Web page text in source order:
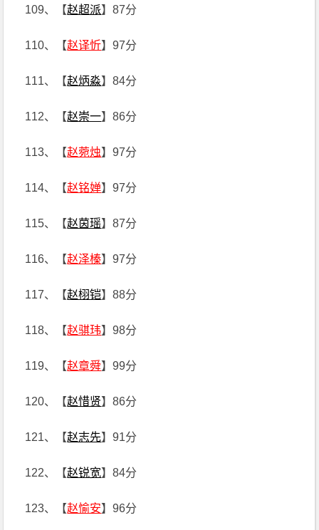
109、【赵超派】87分
110、【赵译忻】97分
111、【赵炳淼】84分
112、【赵崇一】86分
113、【赵菀烛】97分
114、【赵铭婵】97分
115、【赵茵瑶】87分
116、【赵泽榛】97分
117、【赵栩铠】88分
118、【赵骐玮】98分
119、【赵章舜】99分
120、【赵惜贤】86分
121、【赵志先】91分
122、【赵锐宽】84分
123、【赵愉安】96分